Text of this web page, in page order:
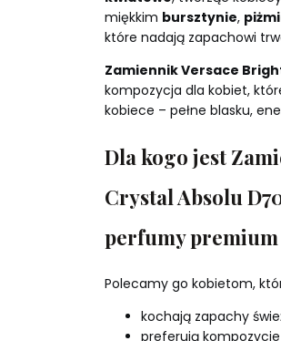
miękkim bursztynie,
które nadają zapachowi
Zamiennik Versace
kompozycja dla kobiet,
kobiece – pełne blasku,
Dla kogo jest
Crystal Absolu
perfumy premium
Polecamy go kobietom,
kochają zapachy
preferują